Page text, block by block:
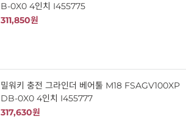
B-0X0 4인치 I455775
311,850원
밀워키 충전 그라인더 베어툴 M18 FSAGV100XP
DB-0X0 4인치 I455777
317,630원